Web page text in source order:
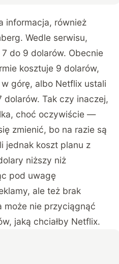
informacja, również
Wedle serwisu,
do 9 dolarów. Obecnie
kosztuje 9 dolarów,
górę, albo Netflix ustali
dolarów. Tak czy inaczej,
choć oczywiście —
zmienić, bo na razie są
jednak koszt planu z
niższy niż
pod uwagę
ale też brak
może nie przyciągnąć
jaką chciałby Netflix.